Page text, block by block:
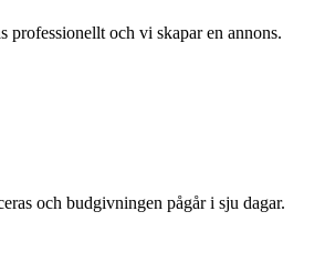
professionellt och vi skapar en annons.
och budgivningen pågår i sju dagar.